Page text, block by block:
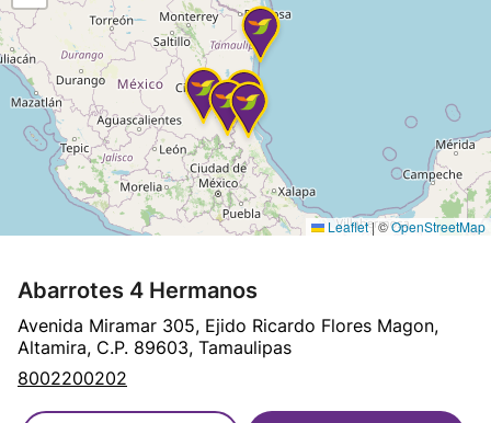
Abarrotes 4 Hermanos
Avenida Miramar 305, Ejido Ricardo Flores Magon,
Altamira, C.P. 89603, Tamaulipas
8002200202
Leaflet|©OpenStreetMap